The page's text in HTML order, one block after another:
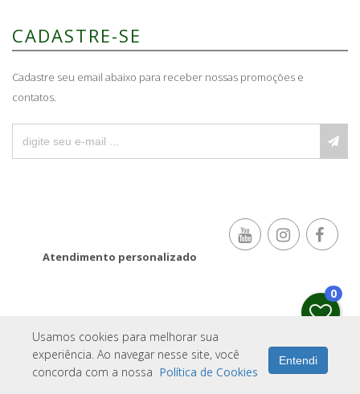
CADASTRE-SE
Cadastre seu email abaixo para receber nossas promoções e
contatos.
Atendimento personalizado
IMOPRO
0
Usamos cookies para melhorar sua
experiência. Ao navegar nesse site, você
concorda com a nossa Política de Cookies
Entendi